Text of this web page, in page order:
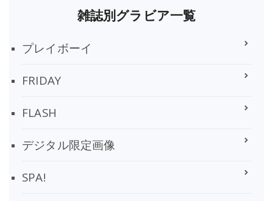
雑誌別グラビア一覧
プレイボーイ
FRIDAY
FLASH
デジタル限定画像
SPA!